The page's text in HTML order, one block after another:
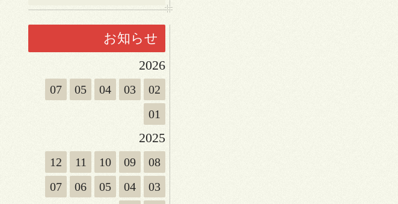
お知らせ
2026
07 05 04 03
02
01
2025
12 11 10 09
08
07
06 05 04
03